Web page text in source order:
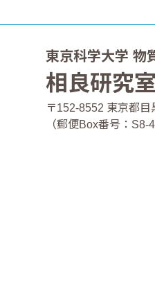
東京科学大学 物
相良研究室
〒152-8552 東京都目
（郵便Box番号：S8-